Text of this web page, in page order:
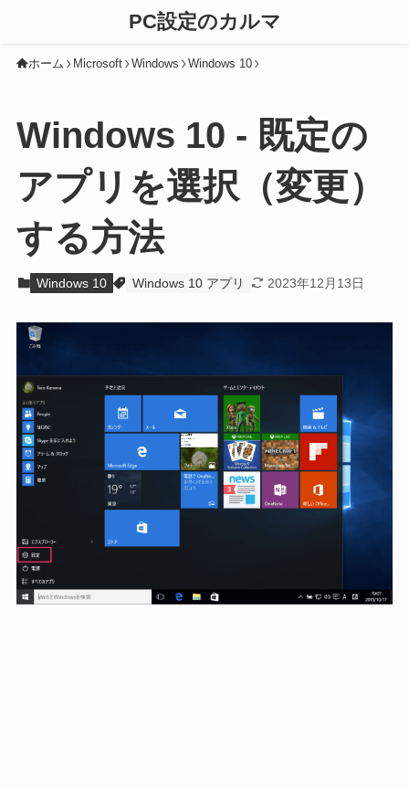
PC設定のカルマ
ホーム Microsoft Windows Windows 10
Windows 10 - 既定の
アプリを選択（変更）
する方法
Windows 10 Windows 10 アプリ 2023年12月13日